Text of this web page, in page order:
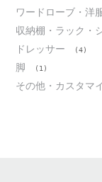
ワードローブ・洋
収納棚・ラック・
ドレッサー (4)
脚 (1)
その他・カスタマ